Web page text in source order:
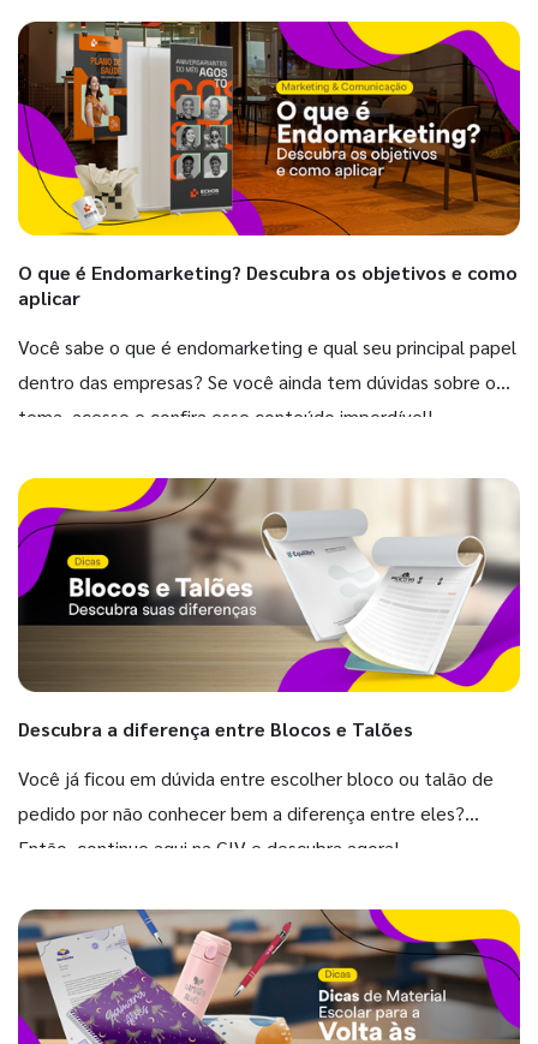
O que é Endomarketing? Descubra os objetivos e como
aplicar
Você sabe o que é endomarketing e qual seu principal papel
dentro das empresas? Se você ainda tem dúvidas sobre o
tema, acesse e confira esse conteúdo imperdível!
Descubra a diferença entre Blocos e Talões
Você já ficou em dúvida entre escolher bloco ou talão de
pedido por não conhecer bem a diferença entre eles?
Então, continue aqui na GIV e descubra agora!